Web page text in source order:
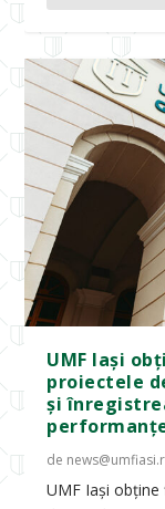
UMF Iași
proiectele
și
de
UMF Iași